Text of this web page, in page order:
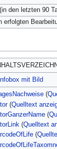
den letzten 90
erfolgten
mit Bild
(
(Quelltext
(
(Quelltext
(